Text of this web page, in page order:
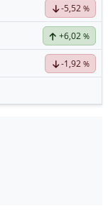
-5,52 %
+6,02 %
-1,92 %